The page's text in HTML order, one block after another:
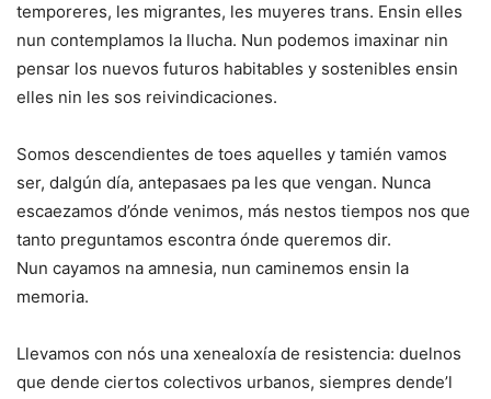
temporeres, les migrantes, les muyeres trans. Ensin elles
nun contemplamos la llucha. Nun podemos imaxinar nin
pensar los nuevos futuros habitables y sostenibles ensin
elles nin les sos reivindicaciones.
Somos descendientes de toes aquelles y tamién vamos
ser, dalgún día, antepasaes pa les que vengan. Nunca
escaezamos d’ónde venimos, más nestos tiempos nos que
tanto preguntamos escontra ónde queremos dir.
Nun cayamos na amnesia, nun caminemos ensin la
memoria.
Llevamos con nós una xenealoxía de resistencia: duelnos
que dende ciertos colectivos urbanos, siempres dende’l